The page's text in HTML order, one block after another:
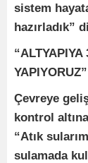
sistem
hazırladık”
YAPIYORUZ”
Çevreye
kontrol
“Atık
sulamada